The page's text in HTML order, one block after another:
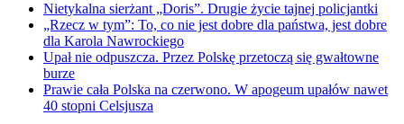
Nietykalna sierżant „Doris”. Drugie życie tajnej policjantki
„Rzecz w tym”: To, co nie jest dobre dla państwa, jest dobre
dla Karola Nawrockiego
Upał nie odpuszcza. Przez Polskę przetoczą się gwałtowne
burze
Prawie cała Polska na czerwono. W apogeum upałów nawet
40 stopni Celsjusza